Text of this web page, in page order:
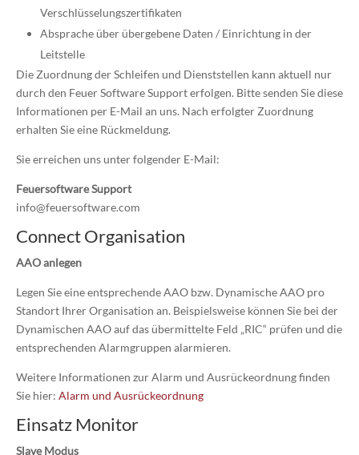
Verschlüsselungszertifikaten
Absprache über übergebene Daten / Einrichtung in der
Leitstelle
Die Zuordnung der Schleifen und Dienststellen kann aktuell nur
durch den Feuer Software Support erfolgen. Bitte senden Sie diese
Informationen per E-Mail an uns. Nach erfolgter Zuordnung
erhalten Sie eine Rückmeldung.
Sie erreichen uns unter folgender E-Mail:
Feuersoftware Support
info@feuersoftware.com
Connect Organisation
AAO anlegen
Legen Sie eine entsprechende AAO bzw. Dynamische AAO pro
Standort Ihrer Organisation an. Beispielsweise können Sie bei der
Dynamischen AAO auf das übermittelte Feld „RIC“ prüfen und die
entsprechenden Alarmgruppen alarmieren.
Weitere Informationen zur Alarm und Ausrückeordnung finden
Sie hier: Alarm und Ausrückeordnung
Einsatz Monitor
Slave Modus